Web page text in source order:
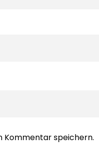
Kommentar speichern.